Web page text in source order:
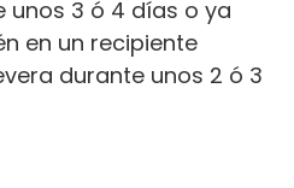
3 ó 4 días o ya
en un recipiente
durante unos 2 ó 3